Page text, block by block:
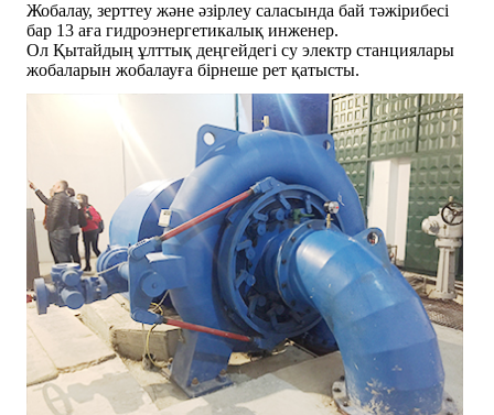
Жобалау, зерттеу және әзірлеу саласында бай тәжірибесі
бар 13 аға гидроэнергетикалық инженер.
Ол Қытайдың ұлттық деңгейдегі су электр станциялары
жобаларын жобалауға бірнеше рет қатысты.